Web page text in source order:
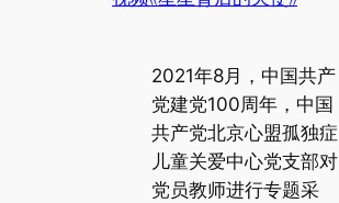
2021年8月，中国共产
党建党100周年，中国
共产党北京心盟孤独症
儿童关爱中心党支部对
党员教师进行专题采